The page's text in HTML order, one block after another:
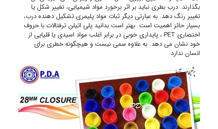
بگذارند. درب بطری نباید بر اثر برخورد مواد شیمیایی، تغییر شکل یا
تغییر رنگ دهد. به عبارتی دیگر ثبات مواد پلیمری تشکیل دهنده درب،
بسیار حائز اهمیت است. بهتر است بدانید پلی اتیلن ترفتالات با حروف
اختصاری PET ، پایداری خوبی در برابر اغلب مواد اسیدی یا قلیایی از
خود نشان می دهد. به علاوه سمی نیست و هیچگونه خطری برای
انسان ندارد.